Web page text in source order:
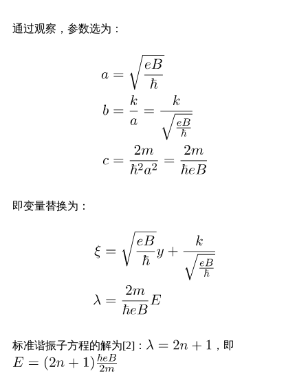
通过观察，参数选为：
即变量替换为：
标准谐振子方程的解为[2]： ，即